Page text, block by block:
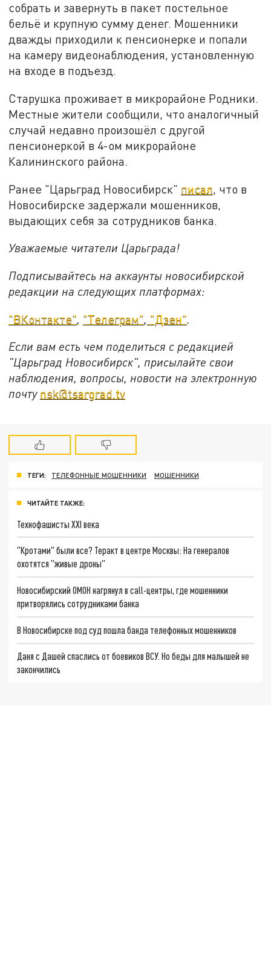
собрать и завернуть в пакет постельное
бельё и крупную сумму денег. Мошенники
дважды приходили к пенсионерке и попали
на камеру видеонаблюдения, установленную
на входе в подъезд.
Старушка проживает в микрорайоне Родники.
Местные жители сообщили, что аналогичный
случай недавно произошёл с другой
пенсионеркой в 4-ом микрорайоне
Калининского района.
Ранее "Царьград Новосибирск" писал , что в
Новосибирске задержали мошенников,
выдающих себя за сотрудников банка.
Уважаемые читатели Царьграда!
Подписывайтесь на аккаунты новосибирской
редакции на следующих платформах:
"ВКонтакте" "Телеграм" "Дзен"
Если вам есть чем поделиться с редакцией
"Царьград Новосибирск", присылайте свои
наблюдения, вопросы, новости на электронную
почту nsk@tsargrad.tv
ТЕГИ: ТЕЛЕФОННЫЕ МОШЕННИКИ МОШЕННИКИ
ЧИТАЙТЕ ТАКЖЕ:
Технофашисты XXI века
"Кротами" были все? Теракт в центре Москвы: На генералов
охотятся "живые дроны"
Новосибирский ОМОН нагрянул в call-центры, где мошенники
притворялись сотрудниками банка
В Новосибирске под суд пошла банда телефонных мошенников
Даня с Дашей спаслись от боевиков ВСУ. Но беды для малышей не
закончились